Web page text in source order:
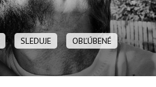
OBCHOD
SLEDUJE
OBĽÚBENÉ